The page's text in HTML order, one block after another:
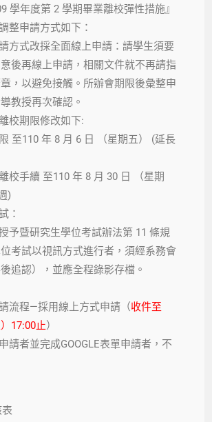
學年度第 2 學期畢業離校彈性措施』
整申請方式如下：
方式改採全面線上申請：請學生須要
後再線上申請，相關文件就不再請指
，以避免接觸。所辦會期限後彙整申
教授再次確認。
校期限修改如下:
至110 年 8 月 6 日 （星期五） (延長
校手續 至110 年 8 月 30 日 （星期
)
：
予暨研究生學位考試辦法第 11 條規
考試以視訊方式進行者，須經系務會
追認），並應全程錄影存檔。
流程—採用線上方式申請（收件至
17:00止）
請者並完成GOOGLE表單申請者，不